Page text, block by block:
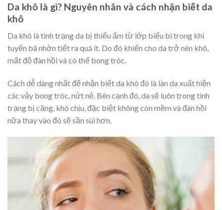
Da khô là gì? Nguyên nhân và cách nhận biết da
khô
Da khô là tình trạng da bị thiếu ẩm từ lớp biểu bì trong khi
tuyến bã nhờn tiết ra quá ít. Do đó khiến cho da trở nên khô,
mất độ đàn hồi và có thể bong tróc.
Cách dễ dàng nhất để nhận biết da khô đó là làn da xuất hiện
các vảy bong tróc, nứt nẻ. Bên cạnh đó, da sẽ luôn trong tình
trạng bị căng, khó chịu, đặc biệt không còn mềm và đàn hồi
nữa thay vào đó sẽ sần sùi hơn.